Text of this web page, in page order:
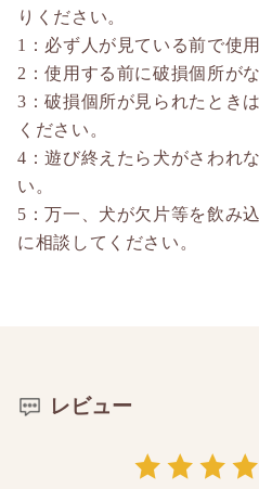
りください。
1：必ず人が見ている前で使
2：使用する前に破損個所が
3：破損個所が見られたとき
ください。
4：遊び終えたら犬がさわれ
い。
5：万一、犬が欠片等を飲み
に相談してください。
レビュー